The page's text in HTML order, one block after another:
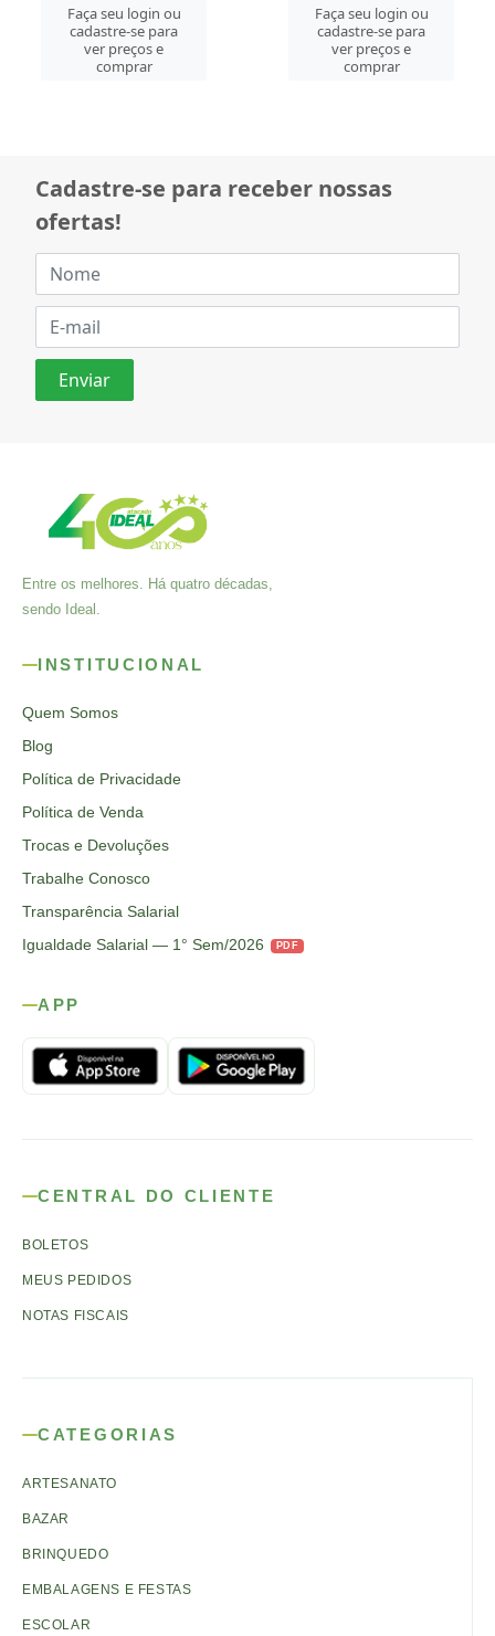
Faça seu login ou
cadastre-se para
ver preços e
comprar
Faça seu login ou
cadastre-se para
ver preços e
comprar
Cadastre-se para receber nossas
ofertas!
Entre os melhores. Há quatro décadas,
sendo Ideal.
INSTITUCIONAL
Quem Somos
Blog
Política de Privacidade
Política de Venda
Trocas e Devoluções
Trabalhe Conosco
Transparência Salarial
Igualdade Salarial — 1° Sem/2026
PDF
APP
CENTRAL DO CLIENTE
BOLETOS
MEUS PEDIDOS
NOTAS FISCAIS
CATEGORIAS
ARTESANATO
BAZAR
BRINQUEDO
EMBALAGENS E FESTAS
ESCOLAR